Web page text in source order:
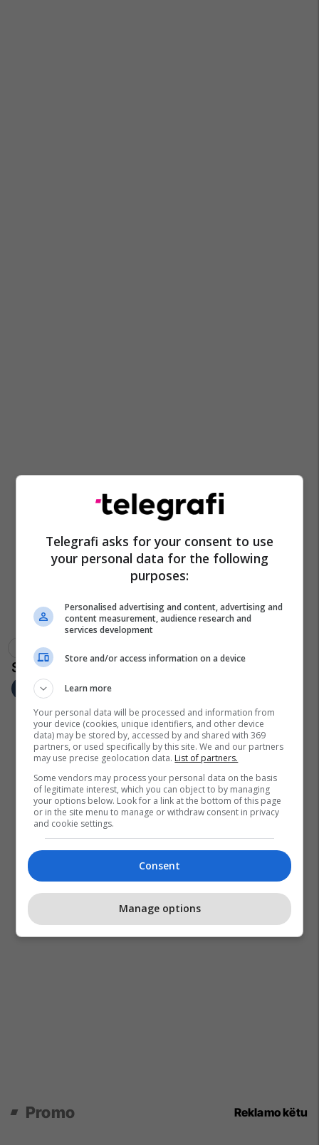
Gjermania
Promo Reklamo këtu
Telegrafi asks for your consent to use
your personal data for the following
purposes:
Personalised advertising and content, advertising and
content measurement, audience research and
services development
Store and/or access information on a device
Learn more
Your personal data will be processed and information from
your device (cookies, unique identifiers, and other device
data) may be stored by, accessed by and shared with 369
partners, or used specifically by this site. We and our partners
may use precise geolocation data. List of partners.
Some vendors may process your personal data on the basis
of legitimate interest, which you can object to by managing
your options below. Look for a link at the bottom of this page
or in the site menu to manage or withdraw consent in privacy
and cookie settings.
Consent
Manage options